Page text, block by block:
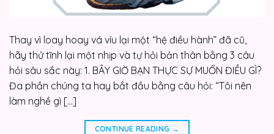
Thay vì loay hoay vá víu lại một “hệ điều hành” đã cũ,
hãy thử tĩnh lại một nhịp và tự hỏi bản thân bằng 3 câu
hỏi sâu sắc này: 1. BÂY GIỜ BẠN THỰC SỰ MUỐN ĐIỀU GÌ?
Đa phần chúng ta hay bắt đầu bằng câu hỏi: “Tôi nên
làm nghề gì […]
CONTINUE READING →